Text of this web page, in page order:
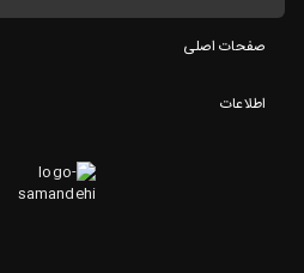
صفحات اصلی
اطلاعات